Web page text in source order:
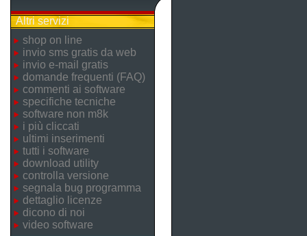
Altri servizi
shop on line
invio sms gratis da web
invio e-mail gratis
domande frequenti (FAQ)
commenti ai software
specifiche tecniche
software non m8k
i più cliccati
ultimi inserimenti
tutti i software
download utility
controlla versione
segnala bug programma
dettaglio licenze
dicono di noi
video software